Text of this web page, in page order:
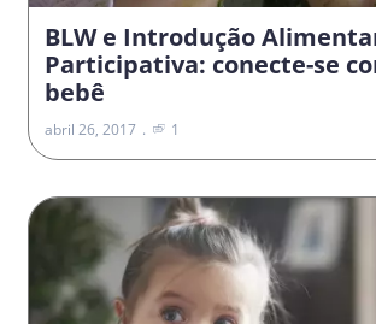
BLW e Introdução
Participativa: conecte-se
bebê
abril 26, 2017 1